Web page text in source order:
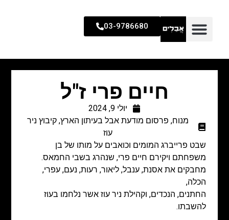
03-9786680
חיים פרי ז"ל
יולי 9, 2024
מנוח, פרסום מודעת אבל בעיתון הארץ, קיבוץ ניר
עוז
שבט פרייברג המומים וכואבים על מותו של בן
משפחתם ויקירם חיים פרי, שנהרג בשבי החמאס.
מחבקים את אסנת, ענבל, ליאור, רעות, נעם, עפרי,
הכלה,
החתנים, הנכדים, וקהילת ניר עוז אשר נלחמו בעוז
להשבתו.